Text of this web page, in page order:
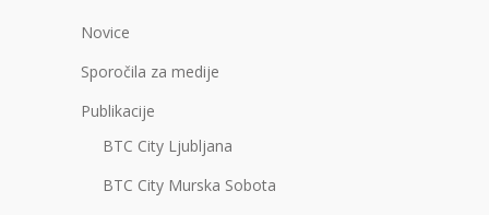
Novice
Sporočila za medije
Publikacije
BTC City Ljubljana
BTC City Murska Sobota